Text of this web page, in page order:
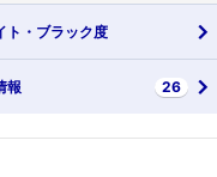
ト・ ブラック度
報 26